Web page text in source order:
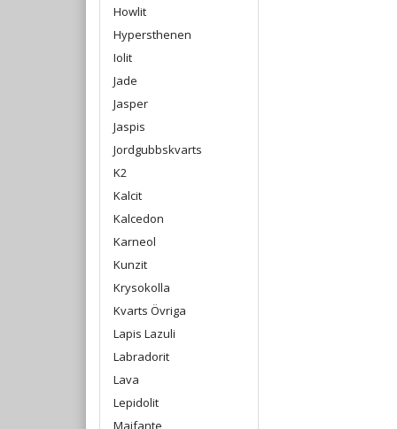
Howlit
Hypersthenen
Iolit
Jade
Jasper
Jaspis
Jordgubbskvarts
K2
Kalcit
Kalcedon
Karneol
Kunzit
Krysokolla
Kvarts Övriga
Lapis Lazuli
Labradorit
Lava
Lepidolit
Maifante